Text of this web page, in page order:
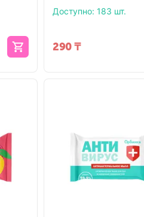
Доступно: 183 шт.
290₸